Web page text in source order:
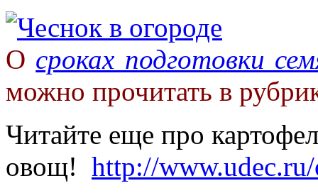
О сроках подготовки
можно прочитать в
Читайте еще про
овощ! http://